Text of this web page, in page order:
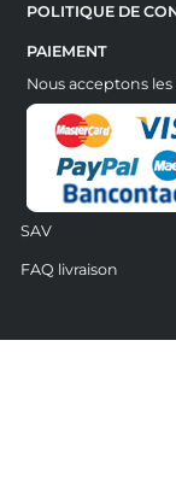
POLITIQUE DE
PAIEMENT
Nous acceptons
SAV
FAQ livraison